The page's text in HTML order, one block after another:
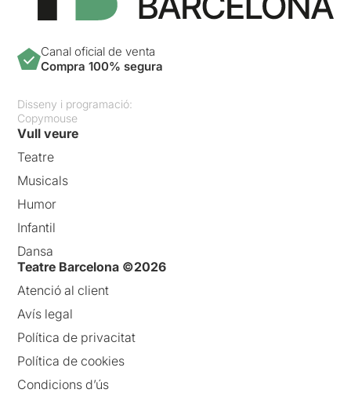
Canal oficial de venta
Compra 100% segura
Disseny i programació:
Copymouse
Vull veure
Teatre
Musicals
Humor
Infantil
Dansa
Teatre Barcelona ©2026
Atenció al client
Avís legal
Política de privacitat
Política de cookies
Condicions d’ús